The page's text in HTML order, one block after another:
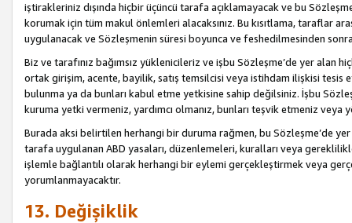
iştirakleriniz dışında hiçbir üçüncü tarafa açıklamayacak ve bu
korumak için tüm makul önlemleri alacaksınız. Bu kısıtlama, taraflar
uygulanacak ve Sözleşmenin süresi boyunca ve feshedilmesinden
Biz ve tarafınız bağımsız yüklenicileriz ve işbu Sözleşme’de yer alan
ortak girişim, acente, bayilik, satış temsilcisi veya istihdam ilişkisi
bulunma ya da bunları kabul etme yetkisine sahip değilsiniz. İşbu
kuruma yetki vermeniz, yardımcı olmanız, bunları teşvik etmeniz
Burada aksi belirtilen herhangi bir duruma rağmen, bu Sözleşme’de
tarafa uygulanan ABD yasaları, düzenlemeleri, kuralları veya
işlemle bağlantılı olarak herhangi bir eylemi gerçekleştirmek veya
yorumlanmayacaktır.
13. Değişiklik